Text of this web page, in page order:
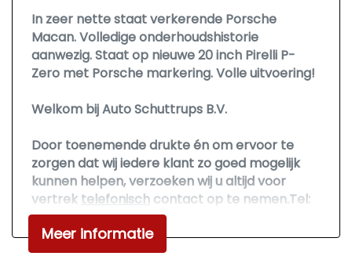
Panoramadak
Park distance control
Parkeersensor voor en achter
Ruitensproeiers/wisserbladen
Sportvelgen
Warmtewerend glas
Interieur
In zeer nette staat verkerende Porsche
Macan. Volledige onderhoudshistorie
aanwezig. Staat op nieuwe 20 inch Pirelli P-
Zero met Porsche markering. Volle uitvoering!
Welkom bij Auto Schuttrups B.V.
Door toenemende drukte én om ervoor te
zorgen dat wij iedere klant zo goed mogelijk
kunnen helpen, verzoeken wij u altijd voor
vertrek telefonisch contact op te nemen.Tel:
0592-250270
Meer informatie